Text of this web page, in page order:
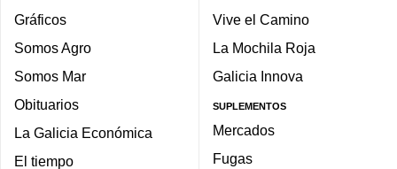
Gráficos
Somos Agro
Somos Mar
Obituarios
La Galicia Económica
El tiempo
Vive el Camino
La Mochila Roja
Galicia Innova
SUPLEMENTOS
Mercados
Fugas